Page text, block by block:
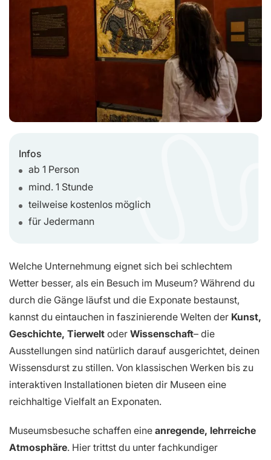
Infos
ab 1 Person
mind. 1 Stunde
teilweise kostenlos möglich
für Jedermann
Welche Unternehmung eignet sich bei schlechtem
Wetter besser, als ein Besuch im Museum? Während du
durch die Gänge läufst und die Exponate bestaunst,
kannst du eintauchen in faszinierende Welten der Kunst,
Geschichte, Tierwelt oder Wissenschaft– die
Ausstellungen sind natürlich darauf ausgerichtet, deinen
Wissensdurst zu stillen. Von klassischen Werken bis zu
interaktiven Installationen bieten dir Museen eine
reichhaltige Vielfalt an Exponaten.
Museumsbesuche schaffen eine anregende, lehrreiche
Atmosphäre. Hier trittst du unter fachkundiger